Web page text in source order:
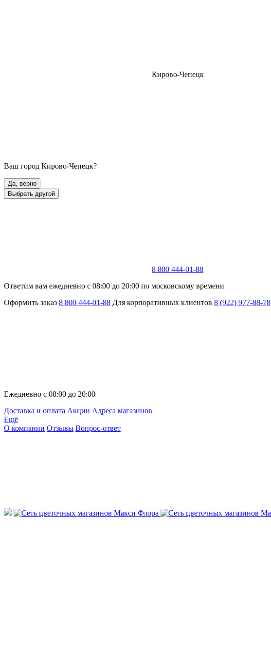
Кирово-Чепецк
Ваш город Кирово-Чепецк?
Да, верно
Выбрать другой
8 800 444-01-88
Ответим вам ежедневно с 08:00 до 20:00 по московскому времени
Оформить заказ 8 800 444-01-88 Для корпоративных клиентов 8 (922) 977-88-78
Ежедневно с 08:00 до 20:00
Доставка и оплата Акции Адреса магазинов
Ещё
О компании Отзывы Вопрос-ответ